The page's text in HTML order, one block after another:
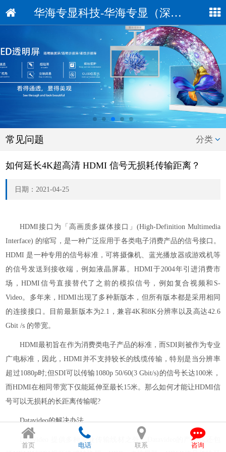
华海专显科技-华海专显（深圳）科技有限公司
常见问题 分类
如何延长4K超高清 HDMI 信号无损耗传输距离？
日期：2021-04-25
HDMI接口为「高画质多媒体接口」(High-Definition Multimedia
Interface) 的缩写，是一种广泛应用于各类电子消费产品的信号接口。
HDMI 是一种专用的信号标准，可将摄像机、蓝光播放器或游戏机等
的信号发送到接收端，例如液晶屏幕。HDMI于2004年引进消费市
场，HDMI信号直接替代了之前的模拟信号，例如复合视频和S-
Video。多年来，HDMI出现了多种新版本，但所有版本都是采用相同
的连接接口。目前最新版本为2.1，兼容4K和8K分辨率以及高达42.6
Gbit /s 的带宽。
HDMI最初旨在作为消费类电子产品的标准，而SDI则被作为专业
广电标准，因此，HDMI并不支持较长的线缆传输，特别是当分辨率
超过1080p时;但SDI可以传输1080p 50/60(3 Gbit/s)的信号长达100米，
而HDMI在相同带宽下仅能延伸至最长15米。那么如何才能让HDMI信
号可以无损耗的长距离传输呢?
Datavideo的解决办法
Datavideo 提供多种专业传输线材之外，Datavideo的产品线还包
首页 电话 联系 咨询